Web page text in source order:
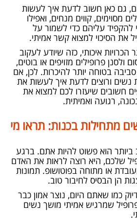
גם כאן חשוב לדעת איך לעשות
מסוימים, קווים מנחים, ואפילו
להקפיד עליהם כדי לשמור על
את הסיכוי למצוא קשר אמיתי.
איכותי, כזה שיודע לעקוב
פרופילים מזויפים או בוטים,
בטוחה יותר להיכרות. לכן, אם
נשים ורוצים לדעת איך לעשות את
חשובים שיעזרו לכם למצוא את
רגועה ואמיתית.
מתחילות בכנות: תראו מי
ביותר הוא פשוט להיות אתם. ברגע
שלכם, היא רוצה לראות את האדם
או מתוחה בפוטושופ. תמונות
הן הבסיס לחיבור טוב.
כמו שאתם היום, נוצר אמון כבר
שמרגיש אמיתי מושך נשים